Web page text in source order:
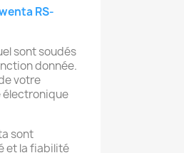
RS-
sont soudés
donnée.
votre
électronique
sont
et la fiabilité